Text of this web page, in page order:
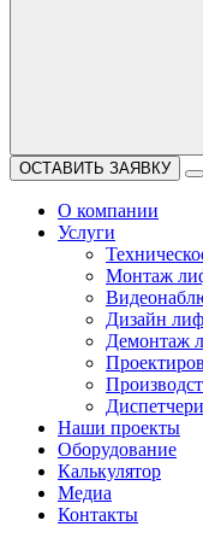
ОСТАВИТЬ ЗАЯВКУ
О компании
Услуги
Монтаж
Дизайн
Демонтаж
Наши проекты
Оборудование
Калькулятор
Медиа
Контакты